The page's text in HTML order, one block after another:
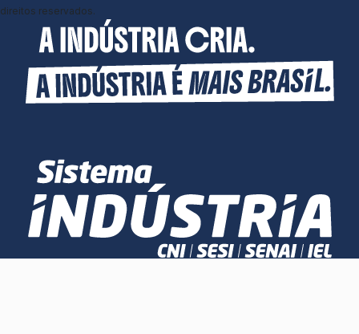
direitos reservados.